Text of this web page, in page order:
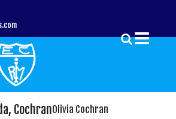
CochranOlivia Cochran